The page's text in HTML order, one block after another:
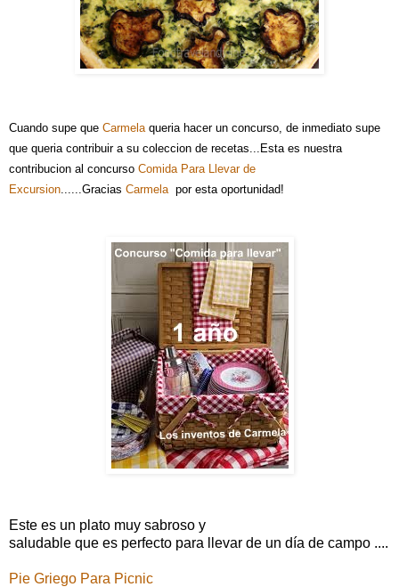
Cuando supe que Carmela queria hacer un concurso, de inmediato supe
que queria contribuir a su coleccion de recetas...Esta es nuestra
contribucion al concurso Comida Para Llevar de
Excursion
..Gracias Carmela por esta oportunidad!
Este es un plato muy sabroso y
saludable que es perfecto para llevar de un día de campo ....
Pie Griego Para Picnic